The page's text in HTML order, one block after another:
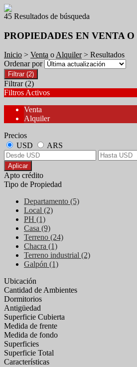
45 Resultados de búsqueda
PROPIEDADES EN VENTA
Inicio > Venta oAlquiler> Resultados
Ordenar por
Filtrar (2)
Filtrar (2)
Filtros Activos
Venta
Alquiler
Precios
USD
ARS
Aplicar
Apto crédito
Tipo de Propiedad
Departamento (5)
Local (2)
PH (1)
Casa (9)
Terreno (24)
Chacra (1)
Terreno industrial (2)
Galpón (1)
Ubicación
Cantidad de Ambientes
Dormitorios
Antigüedad
Superficie Cubierta
Medida de frente
Medida de fondo
Superficies
Superficie Total
Características